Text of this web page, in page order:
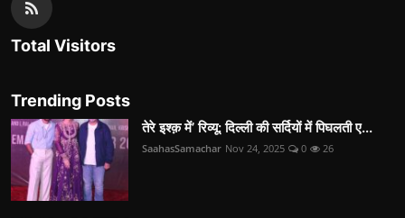
Total Visitors
Trending Posts
तेरे इश्क़ में’ रिव्यू: दिल्ली की सर्दियों में पिघलती ए...
SaahasSamachar Nov 24, 2025 0 26